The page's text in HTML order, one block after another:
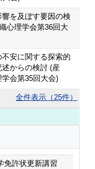
を及ぼす要因の検
心理学会第36回大
安に関する探索的
からの検討 (産
会第35回大会)
全件表示（25件）
免許状更新講習